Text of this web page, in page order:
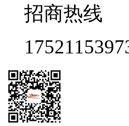
招商热线